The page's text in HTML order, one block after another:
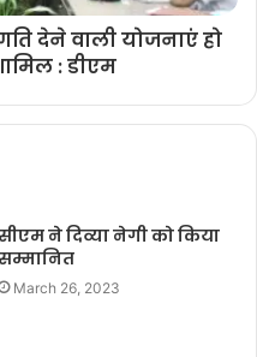
देने वाली योजनाएं हो
: डीएम
ने दिव्या नेगी को किया
March 26, 2023